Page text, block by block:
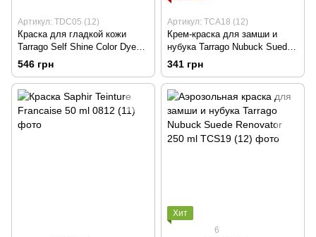
Артикул: TDC05 (12)
Краска для гладкой кожи
Tarrago Self Shine Color Dye
Kit 2х25 ml
546 грн
Артикул: TCA18 (12)
Крем-краска для замши и
нубука Tarrago Nubuck Suede
Color 75 ml
341 грн
Хит
6